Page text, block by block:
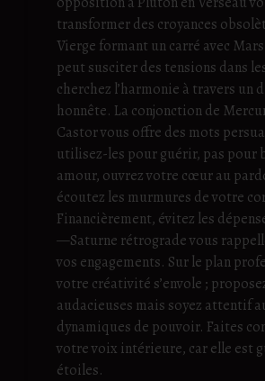
transformer des croyances
Vierge formant un carré avec
peut susciter des tensions dans
cherchez l’harmonie à travers un
honnête. La conjonction de
Castor vous offre des mots
utilisez-les pour guérir, pas pour
amour, ouvrez votre cœur au
écoutez les murmures de votre
Financièrement, évitez les
—Saturne rétrograde vous
vos engagements. Sur le plan
votre créativité s’envole ;
audacieuses mais soyez attentif
dynamiques de pouvoir. Faites
votre voix intérieure, car elle est
étoiles.